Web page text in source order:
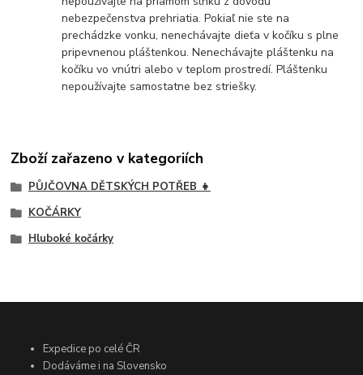
nebezpečenstva prehriatia. Pokiaľ nie ste na
prechádzke vonku, nenechávajte dieťa v kočíku s plne
pripevnenou pláštenkou. Nenechávajte pláštenku na
kočíku vo vnútri alebo v teplom prostredí. Pláštenku
nepoužívajte samostatne bez striešky.
Zboží zařazeno v kategoriích
PŮJČOVNA DĚTSKÝCH POTŘEB 👧
KOČÁRKY
Hluboké kočárky
Expedice po celé ČR
Dodáváme i na Slovensko